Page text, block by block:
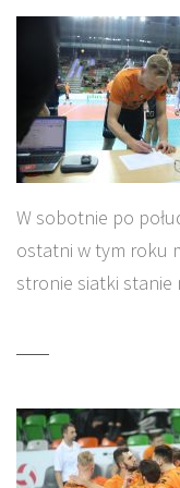
W sobotnie po
ostatni w tym roku
stronie siatki